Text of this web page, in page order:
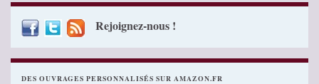
Rejoignez-nous !
DES OUVRAGES PERSONNALISÉS SUR AMAZON.FR